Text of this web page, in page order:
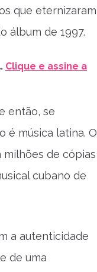
que eternizaram
álbum de 1997.
Clique e assine a
então, se
é música latina. O
milhões de cópias
cubano de
a autenticidade
de uma